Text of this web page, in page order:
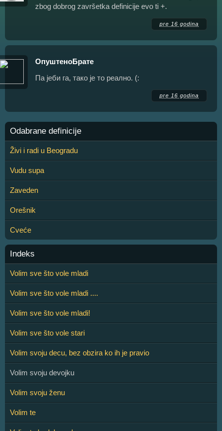
zbog dobrog završetka definicije evo ti +.
pre 16 godina
ОпуштеноБрате
Па јеби га, тако је то реално. (:
pre 16 godina
Odabrane definicije
Živi i radi u Beogradu
Vudu supa
Zaveden
Orešnik
Cveće
Indeks
Volim sve što vole mladi
Volim sve što vole mladi ....
Volim sve što vole mladi!
Volim sve što vole stari
Volim svoju decu, bez obzira ko ih je pravio
Volim svoju devojku
Volim svoju ženu
Volim te